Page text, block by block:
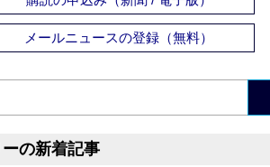
メールニュースの登録（無料）
の新着記事